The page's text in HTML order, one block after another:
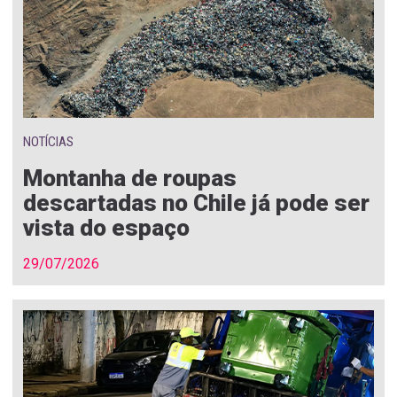
NOTÍCIAS
Montanha de roupas
descartadas no Chile já pode ser
vista do espaço
29/07/2026